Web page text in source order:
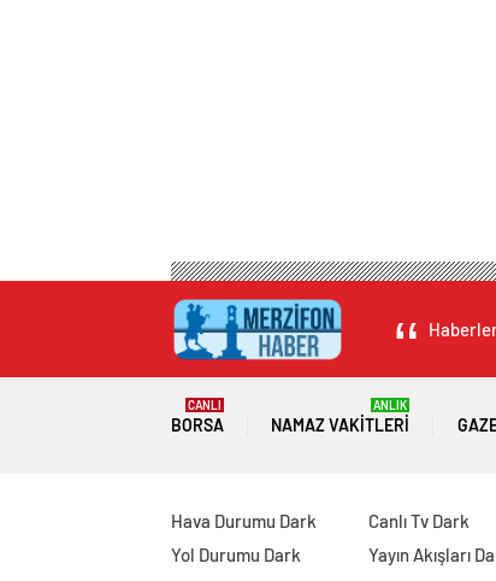
BORSA
CANLI
NAMAZ VAKITLERI
ANLIK
Hava Durumu Dark
Yol Durumu Dark
Canlı Tv Dark
Yayın Akışları